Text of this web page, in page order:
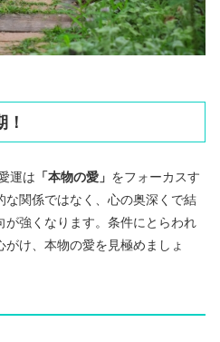
運は 「本物の愛」 をフォーカスす
な関係ではなく、心の奥深くで結
強くなります。条件にとらわれ
け、本物の愛を見極めましょ